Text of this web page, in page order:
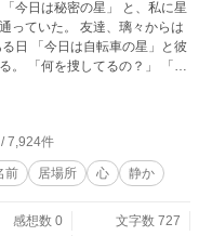
密の星」 と、私に星
「名
は気のせいだろうか。
7,924件
前 居場所 心 静か
感想数 0
文字数 727